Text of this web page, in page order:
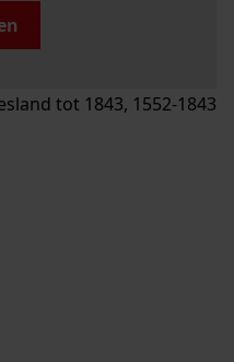
tot 1843, 1552-1843